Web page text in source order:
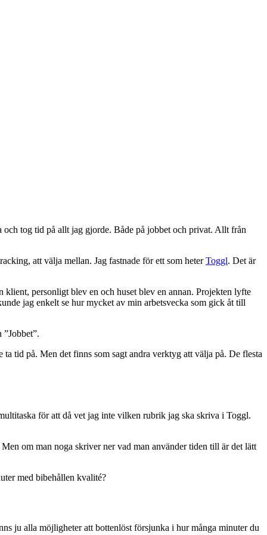
tog tid på allt jag gjorde. Både på jobbet och privat. Allt från
att välja mellan. Jag fastnade för ett som heterToggl. Det är
klient, personligt blev en och huset blev en annan. Projekten lyfte
jag enkelt se hur mycket av min arbetsvecka som gick åt till
tid på. Men det finns som sagt andra verktyg att välja på. De flesta
för att då vet jag inte vilken rubrik jag ska skriva i Toggl.
om man noga skriver ner vad man använder tiden till är det lätt
med bibehållen kvalité?
ju alla möjligheter att bottenlöst försjunka i hur många minuter du